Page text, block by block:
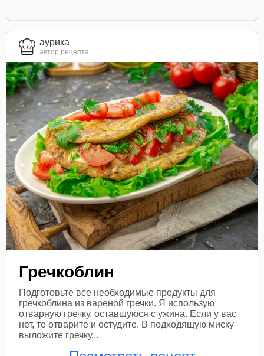
aурика
автор рецепта
Гречкоблин
Подготовьте все необходимые продукты для
гречкоблина из вареной гречки. Я использую
отварную гречку, оставшуюся с ужина. Если у вас
нет, то отварите и остудите. В подходящую миску
выложите гречку...